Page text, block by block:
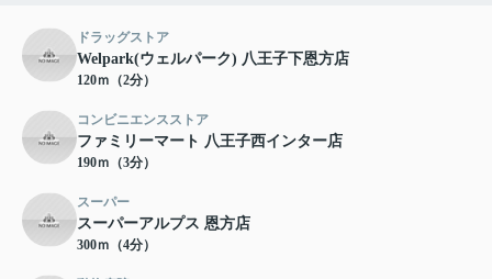
ドラッグストア
Welpark(ウェルパーク) 八王子下恩方店
120ｍ（2分）
コンビニエンスストア
ファミリーマート 八王子西インター店
190ｍ（3分）
スーパー
スーパーアルプス 恩方店
300ｍ（4分）